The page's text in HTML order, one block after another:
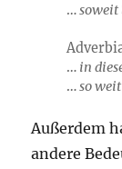
…soweit
… in
…so
Außerdem
andere